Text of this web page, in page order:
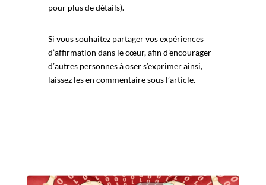
pour plus de détails).
Si vous souhaitez partager vos expériences
d’affirmation dans le cœur, afin d’encourager
d’autres personnes à oser s’exprimer ainsi,
laissez les en commentaire sous l’article.